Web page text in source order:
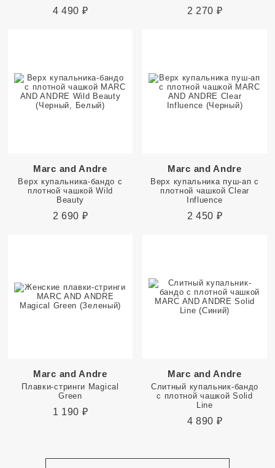
4 490 ₽ 2 270 ₽
Marc and Andre
Верх купальника-бандо с
плотной чашкой Wild
Beauty
2 690 ₽
Marc and Andre
Верх купальника пуш-ап с
плотной чашкой Clear
Influence
2 450 ₽
Marc and Andre
Плавки-стринги Magical
Green
1 190 ₽
Marc and Andre
Слитный купальник-бандо
с плотной чашкой Solid
Line
4 890 ₽